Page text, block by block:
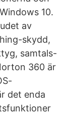
10.
av
skydd,
samtals-
360 är
det enda